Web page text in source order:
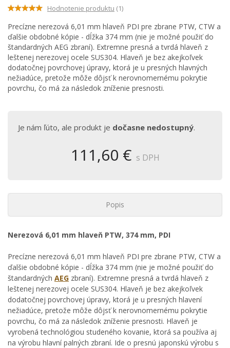
Hodnotenie produktu (1)
Precízne nerezová 6,01 mm hlaveň PDI pre zbrane PTW, CTW a
ďalšie obdobné kópie - dĺžka 374 mm (nie je možné použiť do
štandardných AEG zbraní). Extremne presná a tvrdá hlaveň z
leštenej nerezovej ocele SUS304. Hlaveň je bez akejkoľvek
dodatočnej povrchovej úpravy, ktorá je u presných hlavných
nežiadúce, pretože môže dôjsť k nerovnomernému pokrytie
povrchu, čo má za následok zníženie presnosti.
Je nám ľúto, ale produkt je dočasne nedostupný.
111,60 € s DPH
Popis
Nerezová 6,01 mm hlaveň PTW, 374 mm, PDI
Precízne nerezová 6,01 mm hlaveň PDI pre zbrane PTW, CTW a
ďalšie obdobné kópie - dĺžka 374 mm (nie je možné použiť do
štandardných AEG zbraní). Extremne presná a tvrdá hlaveň z
leštenej nerezovej ocele SUS304. Hlaveň je bez akejkoľvek
dodatočnej povrchovej úpravy, ktorá je u presných hlavení
nežiadúce, pretože môže dôjsť k nerovnomernému pokrytie
povrchu, čo má za následok zníženie presnosti. Hlaveň je
vyrobená technológiou studeného kovanie, ktorá sa používa aj
na výrobu hlavní palných zbraní. Ide o presnú japonskú výrobu s